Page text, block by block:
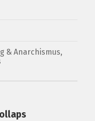
& Anarchismus,